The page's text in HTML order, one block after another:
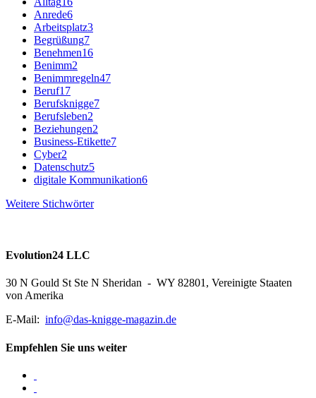
Anrede6
Arbeitsplatz3
Begrüßung7
Benehmen16
Benimm2
Benimmregeln47
Beruf17
Berufsknigge7
Berufsleben2
Beziehungen2
Business-Etikette7
Cyber2
Datenschutz5
digitale Kommunikation6
Weitere Stichwörter
Evolution24 LLC
30 N Gould St Ste N Sheridan - WY 82801, Vereinigte Staaten
von Amerika
E-Mail: info@das-knigge-magazin.de
Empfehlen Sie uns weiter